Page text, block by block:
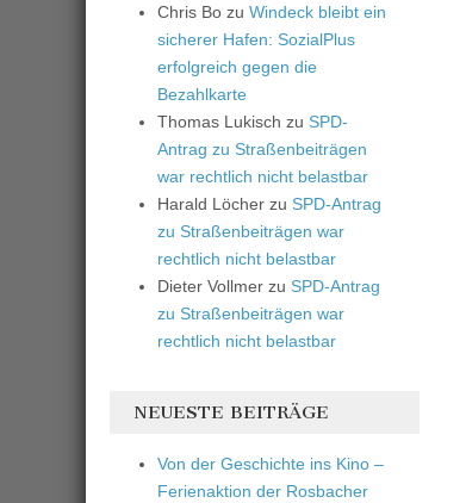
Chris Bo zu Windeck bleibt ein
sicherer Hafen: SozialPlus
erfolgreich gegen die
Bezahlkarte
Thomas Lukisch zu SPD-
Antrag zu Straßenbeiträgen
war rechtlich nicht belastbar
Harald Löcher zu SPD-Antrag
zu Straßenbeiträgen war
rechtlich nicht belastbar
Dieter Vollmer zu SPD-Antrag
zu Straßenbeiträgen war
rechtlich nicht belastbar
NEUESTE BEITRÄGE
Von der Geschichte ins Kino –
Ferienaktion der Rosbacher